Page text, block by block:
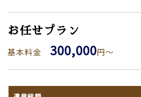
お任せプラン
基本料金 300,000円～